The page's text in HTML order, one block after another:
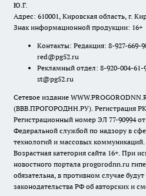
Ю.Г.
Адрес: 610001, Кировская область, г.
Знак информационной продукции: 16+
Контакты: Редакция: 8-927-669-
red@pg52.ru
Рекламный отдел: 8-920-004-
st@pg52.ru
Сетевое издание
(ВВВ.ПРОГОРОДНН.РУ). Регистрация
Регистрационный номер ЭЛ 77-90994 от
Федеральной службой по надзору в
технологий и массовых коммуникаций.
Возрастная категория сайта 16+. При
новостного портала progorodnn.ru
обязательна, в противном случае
законодательства РФ об авторских и